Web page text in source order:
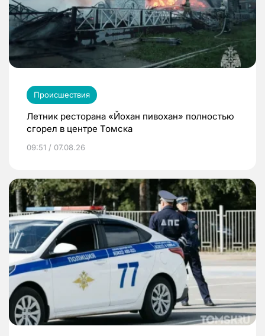
Происшествия
Летник ресторана «Йохан пивохан» полностью
сгорел в центре Томска
09:51 / 07.08.26